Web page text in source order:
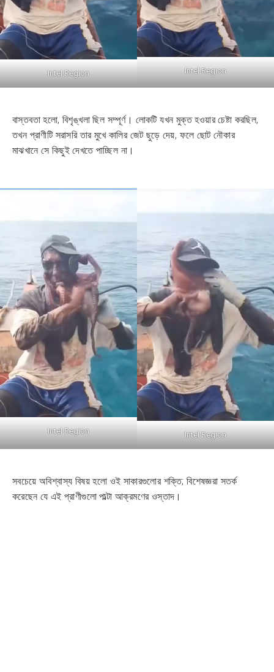
Intel Region Intel Region
বাস্তবতা হলো, বিশৃঙ্খলা ছিল সম্পূর্ণ। লোকটি যখন মুক্ত হওয়ার চেষ্টা করছিল,
তখন প্রাণীটি সরাসরি তার মুখে কালির জেট ছুড়ে দেয়, ফলে ছোট নৌকার
মাঝখানে সে কিছুই দেখতে পাচ্ছিল না।
Intel Region Intel Region
সবচেয়ে অবিশ্বাস্য বিষয় হলো ওই সাকারগুলোর শক্তি; বিশেষজ্ঞরা সতর্ক
করেছেন যে এই প্রাণীগুলো পাল্টা আক্রমণের ওস্তাদ।